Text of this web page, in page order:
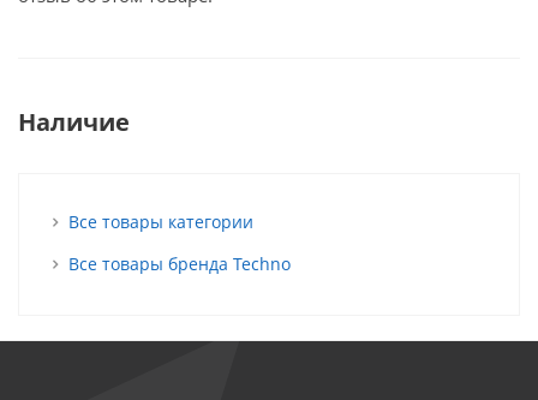
Наличие
Все товары категории
Все товары бренда Techno